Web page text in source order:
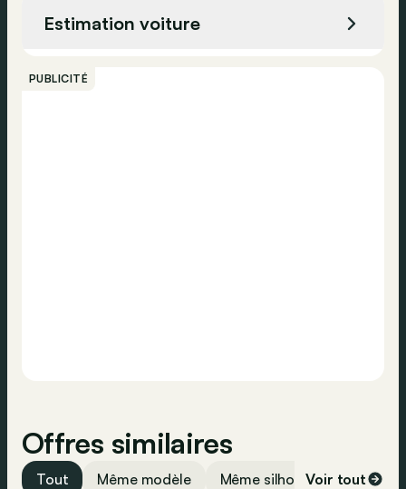
Appel d'urgence
Estimation voiture
PUBLICITÉ
Offres similaires
Tout Même modèle Même silhouette Même
Voir tout